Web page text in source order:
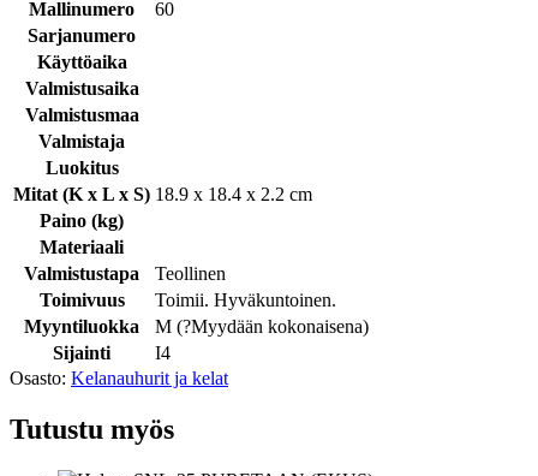
Mallinumero
60
Sarjanumero
Käyttöaika
Valmistusaika
Valmistusmaa
Valmistaja
Luokitus
Mitat (K x L x S) 18.9 x 18.4 x 2.2 cm
Paino (kg)
Materiaali
Valmistustapa
Teollinen
Toimivuus
Toimii. Hyväkuntoinen.
Myyntiluokka
M (?Myydään kokonaisena)
Sijainti
I4
Osasto: Kelanauhurit ja kelat
Tutustu myös